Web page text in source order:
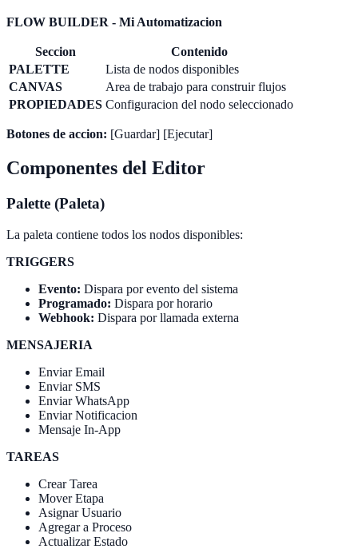
FLOW BUILDER - Mi Automatizacion
Seccion
Contenido
PALETTE
Lista de nodos disponibles
CANVAS
Area de trabajo para construir flujos
PROPIEDADES Configuracion del nodo seleccionado
Botones de accion: [Guardar] [Ejecutar]
Componentes del Editor
Palette (Paleta)
La paleta contiene todos los nodos disponibles:
TRIGGERS
Evento: Dispara por evento del sistema
Programado: Dispara por horario
Webhook: Dispara por llamada externa
MENSAJERIA
Enviar Email
Enviar SMS
Enviar WhatsApp
Enviar Notificacion
Mensaje In-App
TAREAS
Crear Tarea
Mover Etapa
Asignar Usuario
Agregar a Proceso
Actualizar Estado